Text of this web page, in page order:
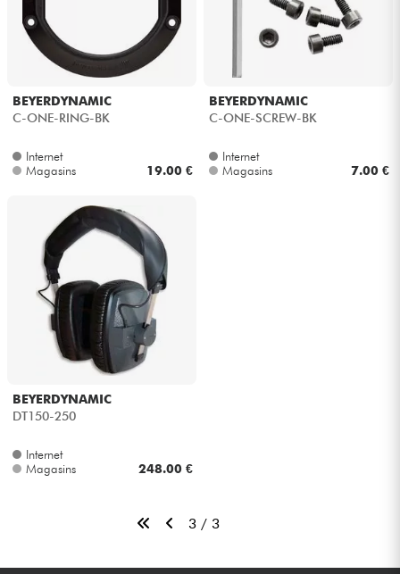
BEYERDYNAMIC
C-ONE-RING-BK
Internet
Magasins
19.00 €
BEYERDYNAMIC
C-ONE-SCREW-BK
Internet
Magasins
7.00 €
BEYERDYNAMIC
DT150-250
Internet
Magasins
248.00 €
3 / 3